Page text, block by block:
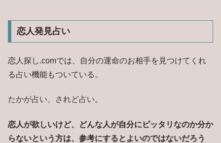
恋人発見占い
恋人探し.comでは、自分の運命のお相手を見つけてくれ
る占い機能もついている。
たかが占い、されど占い。
恋人が欲しいけど、どんな人が自分にピッタリなのか分か
らないという方は、参考にするとよいのではないだろう